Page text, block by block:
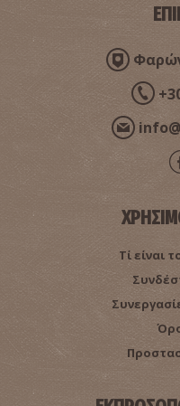
Τί είναι